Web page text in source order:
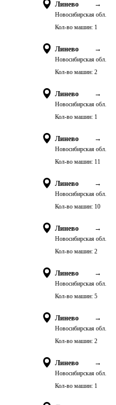
Линево →
Новосибирская обл.
Кол-во машин: 1
Линево →
Новосибирская обл.
Кол-во машин: 2
Линево →
Новосибирская обл.
Кол-во машин: 1
Линево →
Новосибирская обл.
Кол-во машин: 11
Линево →
Новосибирская обл.
Кол-во машин: 10
Линево →
Новосибирская обл.
Кол-во машин: 2
Линево →
Новосибирская обл.
Кол-во машин: 5
Линево →
Новосибирская обл.
Кол-во машин: 2
Линево →
Новосибирская обл.
Кол-во машин: 1